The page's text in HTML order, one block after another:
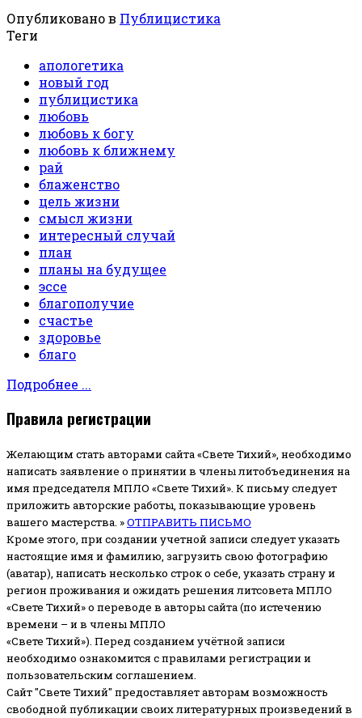
Опубликовано в Публицистика
Теги
апологетика
новый год
публицистика
любовь
любовь к богу
любовь к ближнему
рай
блаженство
цель жизни
смысл жизни
интересный случай
план
планы на будущее
эссе
благополучие
счастье
здоровье
благо
Подробнее ...
Правила регистрации
Желающим стать авторами сайта «Свете Тихий», необходимо
написать заявление о принятии в члены литобъединения на
имя председателя МПЛО «Свете Тихий». К письму следует
приложить авторские работы, показывающие уровень
вашего мастерства. »ОТПРАВИТЬ ПИСЬМО
Кроме этого, при создании учетной записи следует указать
настоящие имя и фамилию, загрузить свою фотографию
(аватар), написать несколько строк о себе, указать страну и
регион проживания и ожидать решения литсовета МПЛО
«Свете Тихий» о переводе в авторы сайта (по истечению
времени – и в члены МПЛО
«Свете Тихий»). Перед созданием учётной записи
необходимо ознакомится с правилами регистрации и
пользовательским соглашением.
Сайт "Свете Тихий" предоставляет авторам возможность
свободной публикации своих литературных произведений в